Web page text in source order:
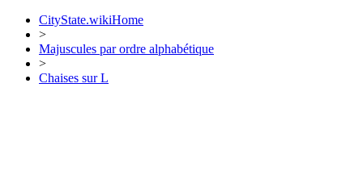
CityState.wikiHome
>
Majuscules par ordre alphabétique
>
Chaises sur L